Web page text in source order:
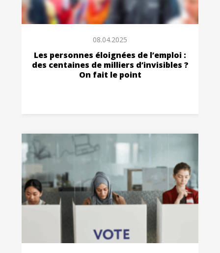
08.04.2025
Les personnes éloignées de l’emploi :
des centaines de milliers d’invisibles ?
On fait le point